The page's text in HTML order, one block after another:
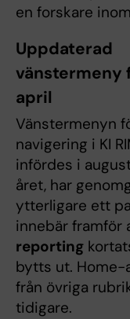
en forskare
Uppdaterad
vänstermeny
april
Vänstermenyn
navigering i KI
infördes i
året, har
ytterligare ett
innebär framför
reporting
bytts ut. Home-
från övriga
tidigare.